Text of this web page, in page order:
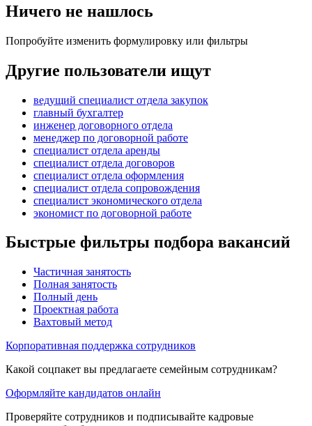
Ничего не нашлось
Попробуйте изменить формулировку или фильтры
Другие пользователи ищут
ведущий специалист отдела закупок
главный бухгалтер
инженер договорного отдела
менеджер по договорной работе
специалист отдела аренды
специалист отдела договоров
специалист отдела оформления
специалист отдела сопровождения
специалист экономического отдела
экономист по договорной работе
Быстрые фильтры подбора вакансий
Частичная занятость
Полная занятость
Полный день
Проектная работа
Вахтовый метод
Корпоративная поддержка сотрудников
Какой соцпакет вы предлагаете семейным сотрудникам?
Оформляйте кандидатов онлайн
Проверяйте сотрудников и подписывайте кадровые